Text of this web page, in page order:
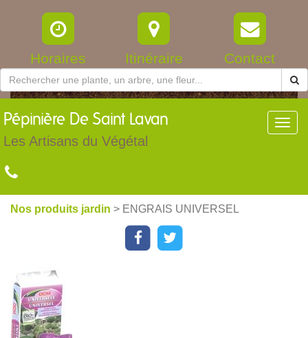
Horaires Itinéraire Contact
Pépinière De Saint Lavan
Les Artisans du Végétal
Nos produits jardin > ENGRAIS UNIVERSEL